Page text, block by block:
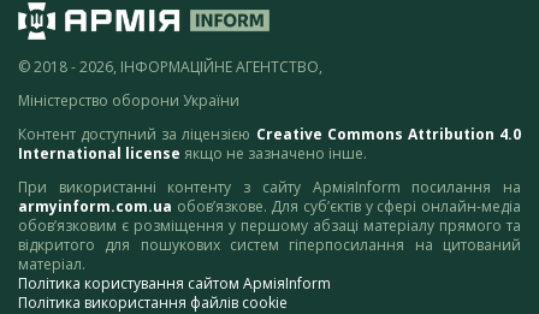
© 2018 - 2026, ІНФОРМАЦІЙНЕ АГЕНТСТВО,
Міністерство оборони України
Контент доступний за ліцензією Creative Commons Attribution 4.0
International license якщо не зазначено інше.
При використанні контенту з сайту АрміяInform посилання на
armyinform.com.ua обов’язкове. Для суб’єктів у сфері онлайн-медіа
обов’язковим є розміщення у першому абзаці матеріалу прямого та
відкритого для пошукових систем гіперпосилання на цитований
матеріал.
Політика користування сайтом АрміяInform
Політика використання файлів cookie